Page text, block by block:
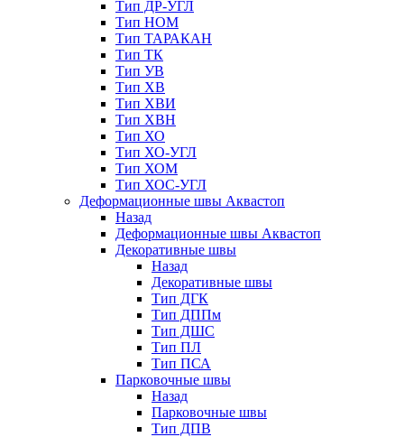
Тип ДР-УГЛ
Тип НОМ
Тип ТАРАКАН
Тип ТК
Тип УВ
Тип ХВ
Тип ХВИ
Тип ХВН
Тип ХО
Тип ХО-УГЛ
Тип ХОМ
Тип ХОС-УГЛ
Деформационные швы Аквастоп
Назад
Деформационные швы Аквастоп
Декоративные швы
Назад
Декоративные швы
Тип ДГК
Тип ДППм
Тип ДШС
Тип ПЛ
Тип ПСА
Парковочные швы
Назад
Парковочные швы
Тип ДПВ